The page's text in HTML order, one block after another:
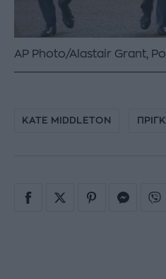
AP Photo/Alastair Grant,
KATE MIDDLETON